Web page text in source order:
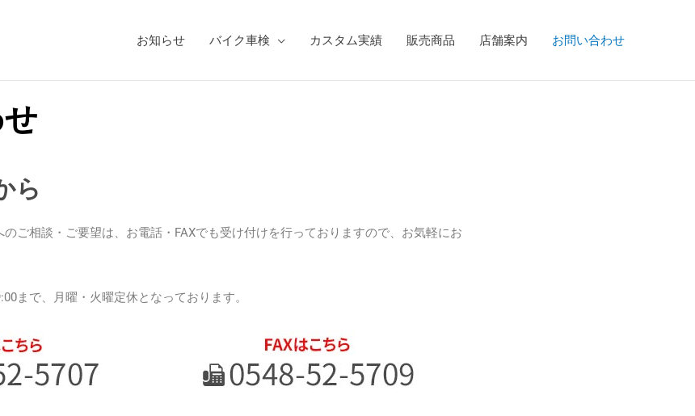
お知らせ バイク車検 カスタム実績 販売商品 店舗案内 お問い合わせ
ら
のご相談・ご要望は、お電話・FAXでも受け付けを行っておりますので、お気軽にお
まで、月曜・火曜定休となっております。